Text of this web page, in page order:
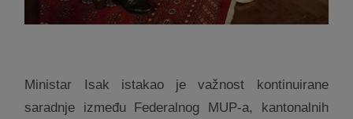
Ministar Isak istakao je važnost kontinuirane
saradnje između Federalnog MUP-a, kantonalnih